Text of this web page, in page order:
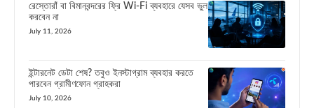
রেস্তোরাঁ বা বিমানবন্দরের ফ্রি Wi-Fi ব্যবহারে যেসব ভুল
করবেন না
July 11, 2026
ইন্টারনেট ডেটা শেষ? তবুও ইনস্টাগ্রাম ব্যবহার করতে
পারবেন গ্রামীণফোন গ্রাহকরা
July 10, 2026